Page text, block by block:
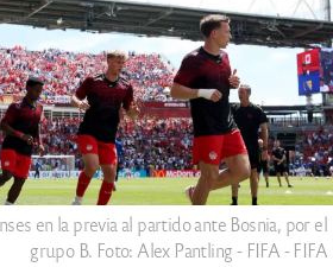
en la previa al partido ante Bosnia, por el
grupo B. Foto: Alex Pantling - FIFA - FIFA